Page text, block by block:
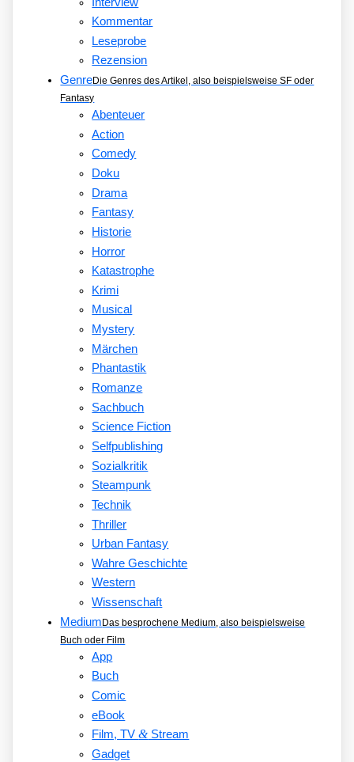
Kommentar
Leseprobe
Rezension
GenreDie Genres des Artikel, also beispielsweise SF oder
Fantasy
Abenteuer
Action
Comedy
Doku
Drama
Fantasy
Historie
Horror
Katastrophe
Krimi
Musical
Mystery
Märchen
Phantastik
Romanze
Sachbuch
Science Fiction
Selfpublishing
Sozialkritik
Steampunk
Technik
Thriller
Urban Fantasy
Wahre Geschichte
Western
Wissenschaft
MediumDas besprochene Medium, also beispielsweise
Buch oder Film
App
Buch
Comic
eBook
Film, TV&Stream
Gadget